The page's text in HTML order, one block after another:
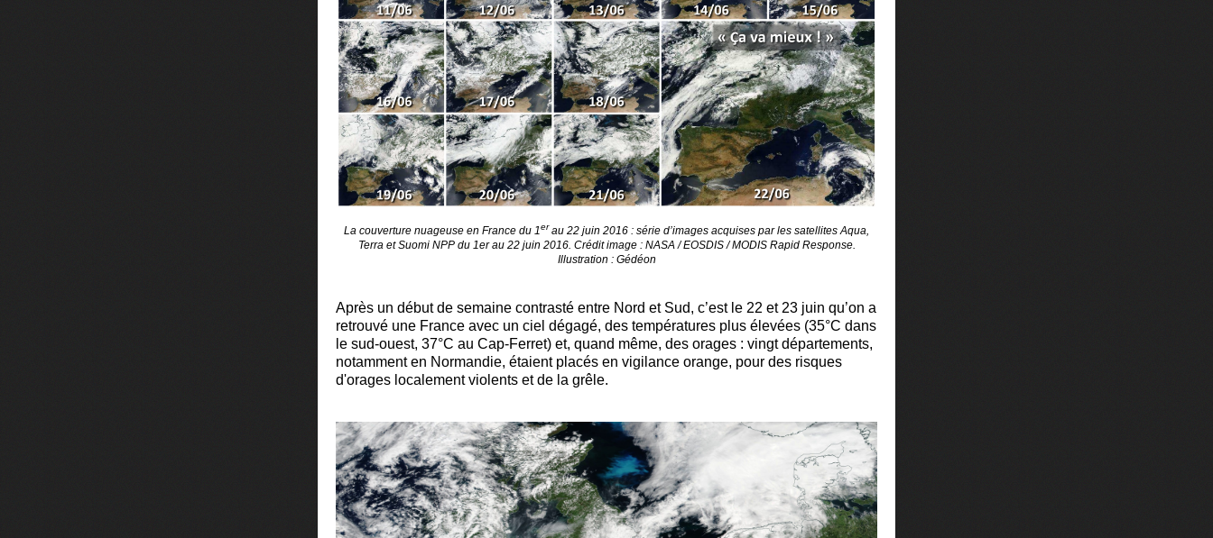
La couverture nuageuse en France du 1er au 22 juin 2016 : série d’images acquises par les satellites Aqua,
Terra et Suomi NPP du 1er au 22 juin 2016. Crédit image : NASA / EOSDIS / MODIS Rapid Response.
Illustration : Gédéon
Après un début de semaine contrasté entre Nord et Sud, c’est le 22 et 23 juin qu’on a
retrouvé une France avec un ciel dégagé, des températures plus élevées (35°C dans
le sud-ouest, 37°C au Cap-Ferret) et, quand même, des orages : vingt départements,
notamment en Normandie, étaient placés en vigilance orange, pour des risques
d'orages localement violents et de la grêle.